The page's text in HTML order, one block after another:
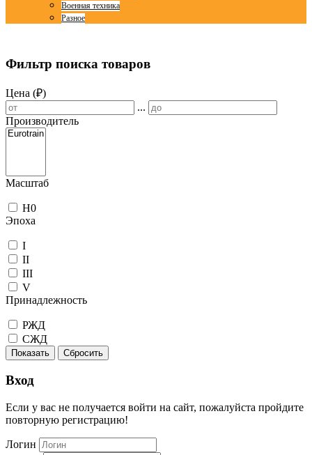
Военная техника
Разное
Фильтр поиска товаров
Цена (₽)
...
Производитель
Масштаб
H0
Эпоха
I
II
III
V
Принадлежность
РЖД
СЖД
Показать Сбросить
Вход
Если у вас не получается войти на сайт, пожалуйста пройдите
повторную регистрацию!
Логин